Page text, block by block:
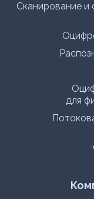
Сканирование и
для